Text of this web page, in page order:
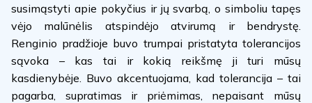
susimąstyti apie pokyčius ir jų svarbą, o simboliu tapęs
vėjo malūnėlis atspindėjo atvirumą ir bendrystę.
Renginio pradžioje buvo trumpai pristatyta tolerancijos
sąvoka – kas tai ir kokią reikšmę ji turi mūsų
kasdienybėje. Buvo akcentuojama, kad tolerancija – tai
pagarba, supratimas ir priėmimas, nepaisant mūsų